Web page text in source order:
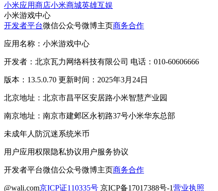
小米应用商店小米商城英雄互娱
小米游戏中心
开发者平台微信公众号微博主页商务合作
应用名称：小米游戏中心
开发者：北京瓦力网络科技有限公司 电话：010-60606666
版本：13.5.0.70 更新时间：2025年3月24日
北京地址：北京市昌平区安居路小米智慧产业园
南京地址：南京市建邺区永初路37号小米华东总部
未成年人防沉迷系统米币
用户应用权限隐私协议用户服务协议
开发者平台微信公众号微博主页商务合作
@wali.com京ICP证110335号 京ICP备17017388号-1营业执照